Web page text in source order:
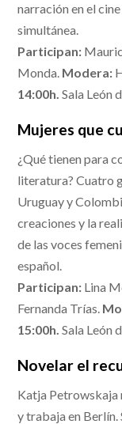
narración en el
simultánea.
Participan:
Monda. Modera:
14:00h.Sala León
Mujeres que
¿Qué tienen para
literatura? Cuatro
Uruguay y
creaciones y la
de las voces
español.
Participan: Lina
Fernanda Trías.
15:00h.Sala León
Novelar el
Katja Petrowskaja
y trabaja en Berlín.